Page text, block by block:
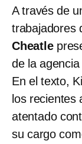
A través de
trabajadores
Cheatle
de la
En el texto,
los recientes
atentado
su cargo